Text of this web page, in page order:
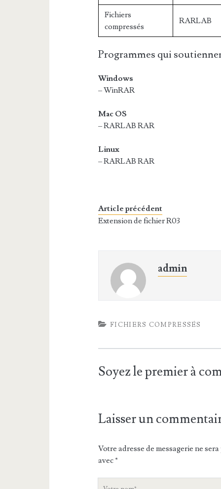
Fichiers
compressés
RARLAB
Programmes qui
Windows
– WinRAR
Mac OS
– RARLAB RAR
Linux
– RARLAB RAR
Article précédent
Extension de fichier R03
admin
FICHIERS COMPRESSÉS
Soyez le premier à
Laisser un
Votre adresse de messagerie ne
avec*
V